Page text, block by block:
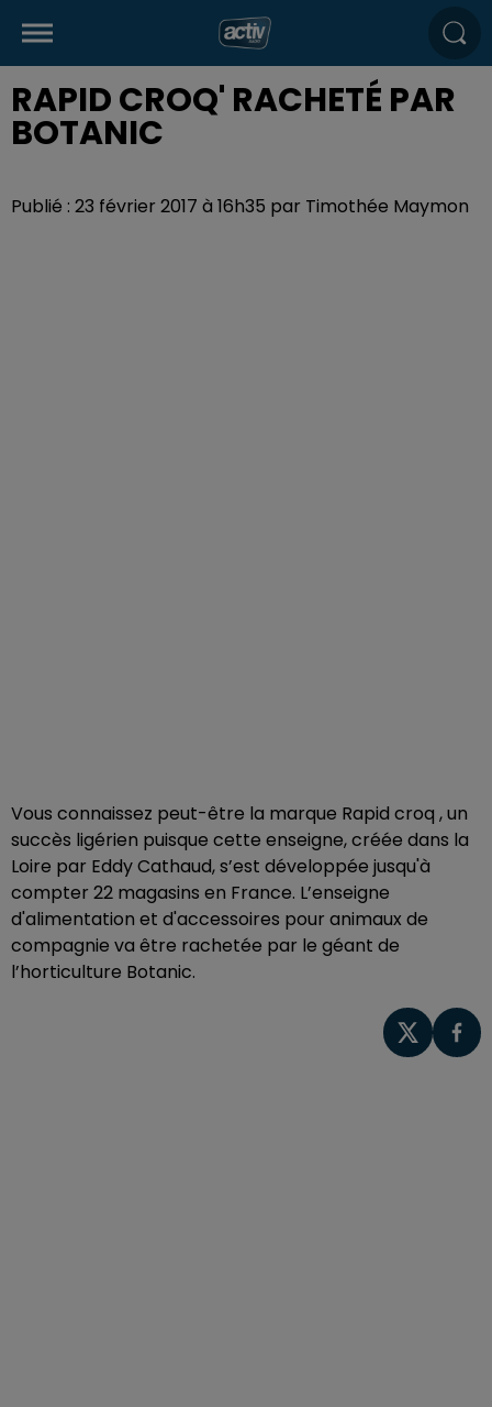
RAPID CROQ' RACHETÉ PAR
BOTANIC
Publié : 23 février 2017 à 16h35 par Timothée Maymon
Vous connaissez peut-être la marque Rapid croq , un
succès ligérien puisque cette enseigne, créée dans la
Loire par Eddy Cathaud, s’est développée jusqu'à
compter 22 magasins en France. L’enseigne
d'alimentation et d'accessoires pour animaux de
compagnie va être rachetée par le géant de
l’horticulture Botanic.